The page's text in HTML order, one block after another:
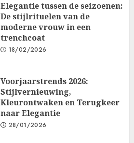
Elegantie tussen de seizoenen:
De stijlrituelen van de
moderne vrouw in een
trenchcoat
18/02/2026
Voorjaarstrends 2026:
Stijlvernieuwing,
Kleurontwaken en Terugkeer
naar Elegantie
28/01/2026